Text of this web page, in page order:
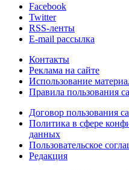
Facebook
Twitter
RSS-ленты
E-mail рассылка
Контакты
Реклама на сайте
Использование
Правила пользования
Договор пользования
Политика в сфере
данных
Пользовательское
Редакция